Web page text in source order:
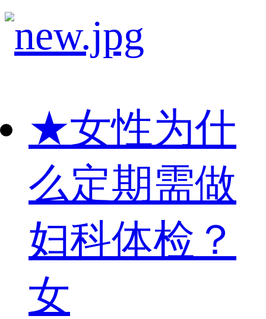
★女性为什
么定期需做
妇科体检？
女